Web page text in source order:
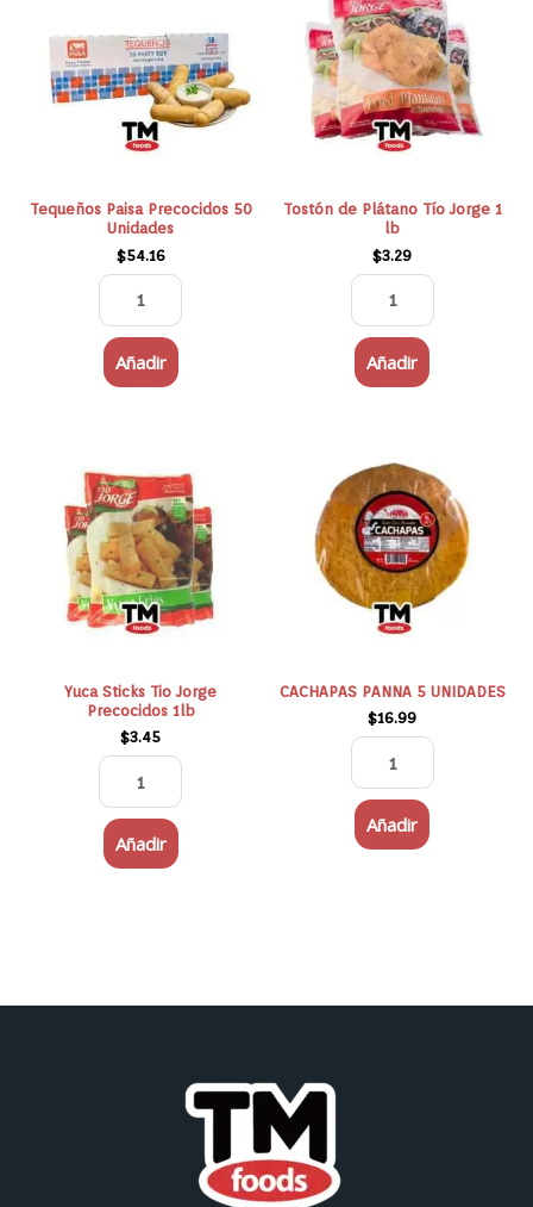
Tequeños Paisa Precocidos 50
Unidades
$54.16
50
Unidades
cantidad
Añadir
Tostón de Plátano Tío Jorge 1
lb
$3.29
Plátano
Tío
Jorge
1
lb
cantidad
Añadir
Yuca Sticks Tio Jorge
Precocidos 1lb
$3.45
Sticks
Tio
Jorge
Precocidos
1lb
cantidad
Añadir
CACHAPAS PANNA 5 UNIDADES
$16.99
PANNA
5
UNIDADES
cantidad
Añadir